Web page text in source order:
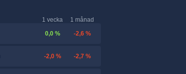
1 vecka
1 månad
0,0 % -2,6 %
-2,0 % -2,7 %